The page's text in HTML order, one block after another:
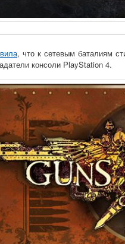
, что к сетевым баталиям
консоли PlayStation 4.